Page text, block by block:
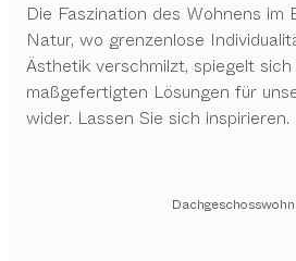
Die Faszination des Wohnens im
Natur, wo grenzenlose
Ästhetik verschmilzt, spiegelt sich
maßgefertigten Lösungen für
wider. Lassen Sie sich inspirieren.